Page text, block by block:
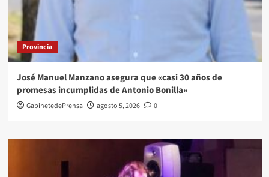
Provincia
José Manuel Manzano asegura que «casi 30 años de
promesas incumplidas de Antonio Bonilla»
GabinetedePrensa agosto 5, 2026 0